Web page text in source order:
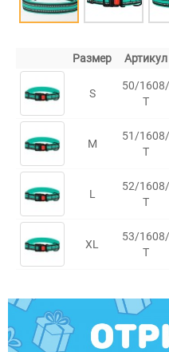
Размер Артикул
S
50/1608/
Т
M
51/1608/
Т
L
52/1608/
Т
XL
53/1608/
Т